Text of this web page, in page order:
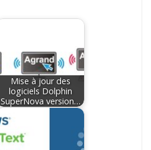
Mise à jour des
logiciels Dolphin
SuperNova version…